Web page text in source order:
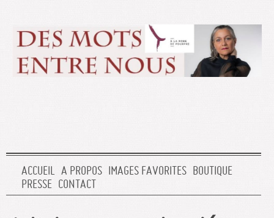
ACCUEIL A PROPOS IMAGES FAVORITES BOUTIQUE
PRESSE CONTACT